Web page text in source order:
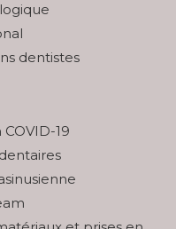
dentistes
19